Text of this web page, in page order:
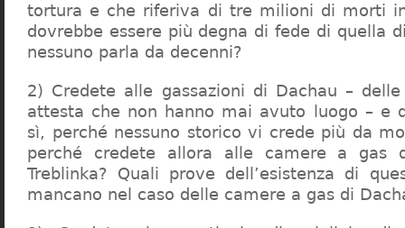
tortura e che riferiva di tre milioni di morti
dovrebbe essere più degna di fede di quella
nessuno parla da decenni?
2) Credete alle gassazioni di Dachau –
attesta che non hanno mai avuto luogo – e
sì, perché nessuno storico vi crede più da
perché credete allora alle camere a gas
Treblinka? Quali prove dell’esistenza di
mancano nel caso delle camere a gas di